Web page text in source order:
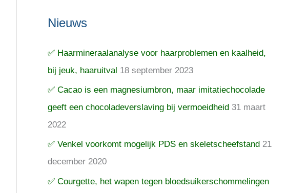
Nieuws
✅ Haarmineraalanalyse voor haarproblemen en kaalheid,
bij jeuk, haaruitval 18 september 2023
✅ Cacao is een magnesiumbron, maar imitatiechocolade
geeft een chocoladeverslaving bij vermoeidheid 31 maart
2022
✅ Venkel voorkomt mogelijk PDS en skeletscheefstand 21
december 2020
✅ Courgette, het wapen tegen bloedsuikerschommelingen